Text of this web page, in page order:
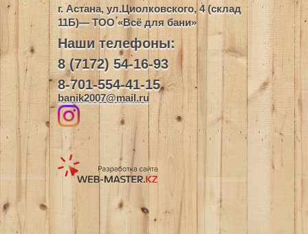
г. Астана, ул.Циолковского, 4 (склад
11Б)— ТОО «Всё для бани»
Наши телефоны:
8 (7172) 54-16-93
8-701-554-41-15
banik2007@mail.ru